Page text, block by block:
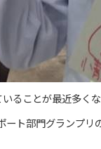
ることが最近多くな
ート部門グランプ